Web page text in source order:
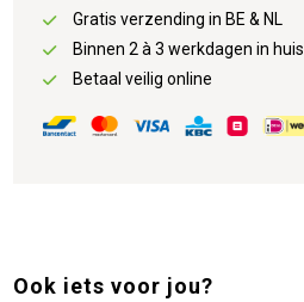
Gratis verzending in BE & NL
Binnen 2 à 3 werkdagen in huis
Betaal veilig online
Ook iets voor jou?